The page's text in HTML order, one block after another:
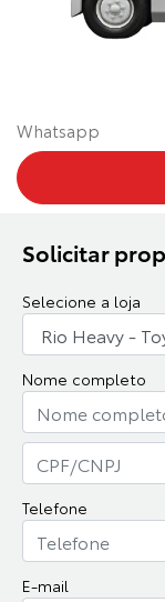
Solicitar
Selecione a loja
Nome completo
Telefone
E-mail
Whatsapp